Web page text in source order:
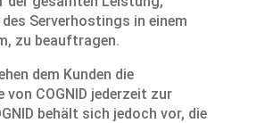
Serverhostings in einem
zu beauftragen.
dem Kunden die
COGNID jederzeit zur
behält sich jedoch vor, die